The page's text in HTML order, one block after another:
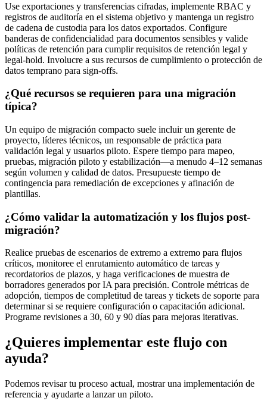
Use exportaciones y transferencias cifradas, implemente RBAC y
registros de auditoría en el sistema objetivo y mantenga un registro
de cadena de custodia para los datos exportados. Configure
banderas de confidencialidad para documentos sensibles y valide
políticas de retención para cumplir requisitos de retención legal y
legal-hold. Involucre a sus recursos de cumplimiento o protección de
datos temprano para sign-offs.
¿Qué recursos se requieren para una migración
típica?
Un equipo de migración compacto suele incluir un gerente de
proyecto, líderes técnicos, un responsable de práctica para
validación legal y usuarios piloto. Espere tiempo para mapeo,
pruebas, migración piloto y estabilización—a menudo 4–12 semanas
según volumen y calidad de datos. Presupueste tiempo de
contingencia para remediación de excepciones y afinación de
plantillas.
¿Cómo validar la automatización y los flujos post-
migración?
Realice pruebas de escenarios de extremo a extremo para flujos
críticos, monitoree el enrutamiento automático de tareas y
recordatorios de plazos, y haga verificaciones de muestra de
borradores generados por IA para precisión. Controle métricas de
adopción, tiempos de completitud de tareas y tickets de soporte para
determinar si se requiere configuración o capacitación adicional.
Programe revisiones a 30, 60 y 90 días para mejoras iterativas.
¿Quieres implementar este flujo con
ayuda?
Podemos revisar tu proceso actual, mostrar una implementación de
referencia y ayudarte a lanzar un piloto.